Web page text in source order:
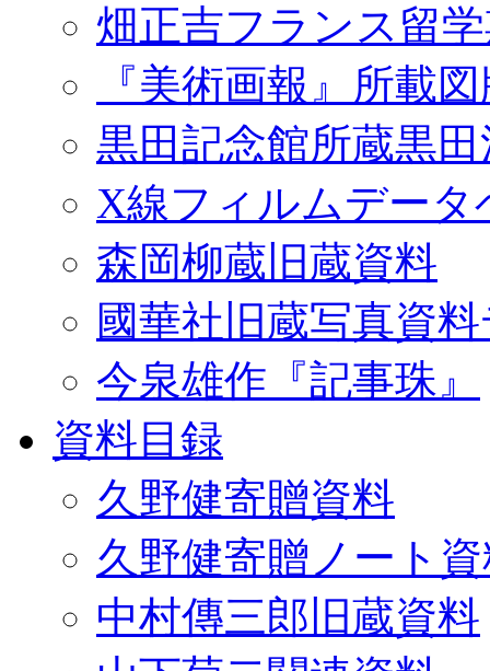
畑正吉フランス留
『美術画報』所載
黒田記念館所蔵黒
X線フィルムデータ
森岡柳蔵旧蔵資料
國華社旧蔵写真資
今泉雄作『記事珠』
資料目録
久野健寄贈資料
久野健寄贈ノート
中村傳三郎旧蔵資料